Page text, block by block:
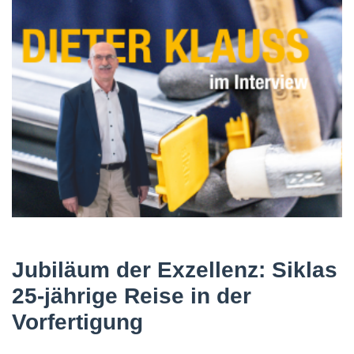
Jubiläum der Exzellenz: Siklas
25-jährige Reise in der
Vorfertigung